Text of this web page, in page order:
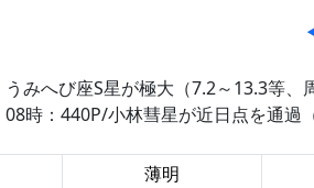
うみへび座S星が極大（7.2～13.3等、
08時：440P/小林彗星が近日点を通過
薄明